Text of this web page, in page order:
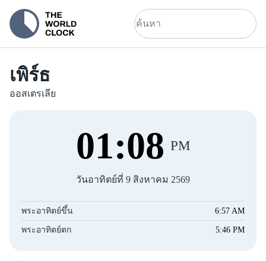
เพิร์ธ
ออสเตรเลีย
01:08 PM
วันอาทิตย์ที่ 9 สิงหาคม 2569
พระอาทิตย์ขึ้น 6:57 AM
พระอาทิตย์ตก 5:46 PM